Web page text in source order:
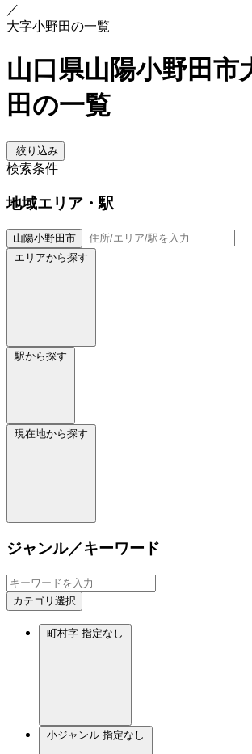
／
大字小野田の一覧
山口県山陽小野田市
田の一覧
絞り込み
検索条件
地域エリア・駅
山陽小野田市
エリアから探す
駅から探す
現在地から探す
ジャンル／キーワード
カテゴリ選択
町村字 指定なし
小ジャンル 指定なし